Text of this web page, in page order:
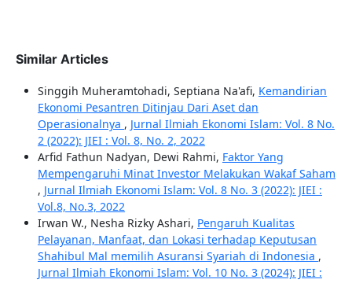
Similar Articles
Singgih Muheramtohadi, Septiana Na'afi, Kemandirian
Ekonomi Pesantren Ditinjau Dari Aset dan
Operasionalnya , Jurnal Ilmiah Ekonomi Islam: Vol. 8 No.
2 (2022): JIEI : Vol. 8, No. 2, 2022
Arfid Fathun Nadyan, Dewi Rahmi, Faktor Yang
Mempengaruhi Minat Investor Melakukan Wakaf Saham
, Jurnal Ilmiah Ekonomi Islam: Vol. 8 No. 3 (2022): JIEI :
Vol.8, No.3, 2022
Irwan W., Nesha Rizky Ashari, Pengaruh Kualitas
Pelayanan, Manfaat, dan Lokasi terhadap Keputusan
Shahibul Mal memilih Asuransi Syariah di Indonesia ,
Jurnal Ilmiah Ekonomi Islam: Vol. 10 No. 3 (2024): JIEI :